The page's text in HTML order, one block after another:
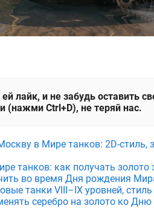
лайк, и не забудь оставить
(нажми Ctrl+D), не теряй нас.
в Мире танков: 2D-стиль,
танков: как получать золото
во время Дня рождения
танки VIII–IX уровней,
серебро на золото ко